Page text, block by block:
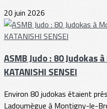
20 juin 2026
ASMB Judo : 80 Judokas
KATANISHI SENSEI
Environ 80 judokas étaient
Ladoumègue à Montigny-le-